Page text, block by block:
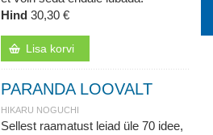
Hind 30,30 €
Lisa korvi
PARANDA LOOVALT
HIKARU NOGUCHI
Sellest raamatust leiad üle 70 idee,